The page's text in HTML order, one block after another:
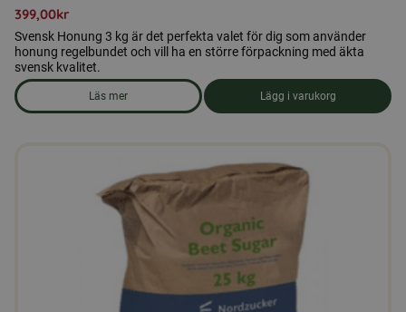
399,00kr
Svensk Honung 3 kg är det perfekta valet för dig som använder
honung regelbundet och vill ha en större förpackning med äkta
svensk kvalitet.
Läs mer
om produkten Honung 3 kg.
Lägg i varukorg